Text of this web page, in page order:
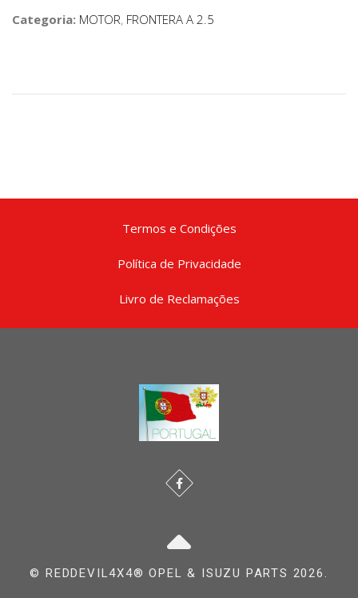
Categoria: MOTOR, FRONTERA A 2.5
Termos e Condições
Política de Privacidade
Livro de Reclamações
© REDDEVIL4X4® OPEL & ISUZU PARTS 2026.